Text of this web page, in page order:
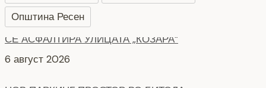
Општина Ресен
НОВ ПАРКИНГ ПРОСТОР ВО БИТОЛА
5 август 2026